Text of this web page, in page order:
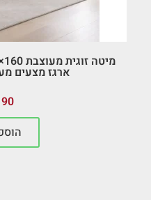
ארגז מצעים